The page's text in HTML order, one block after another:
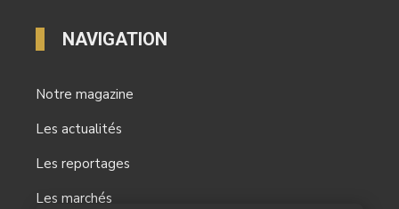
NAVIGATION
Notre magazine
Les actualités
Les reportages
Les marchés